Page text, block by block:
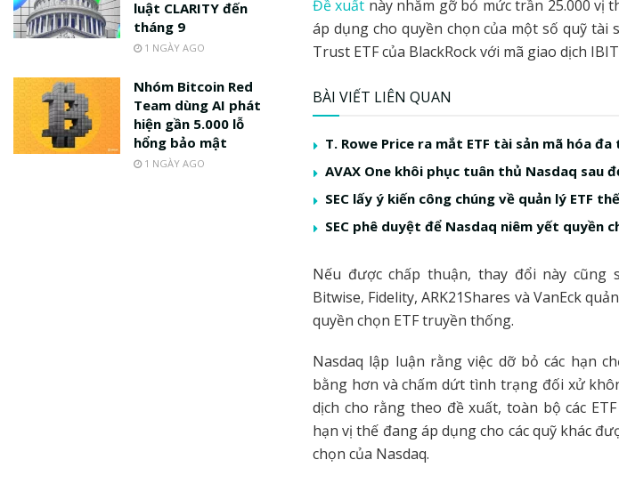
Đề xuất này nhằm gỡ bỏ mức trần 25.000 vị
áp dụng cho quyền chọn của một số quỹ tài
Trust ETF của BlackRock với mã giao dịch
BÀI VIẾT LIÊN QUAN
T. Rowe Price ra mắt ETF tài sản mã hóa
AVAX One khôi phục tuân thủ Nasdaq sau
SEC lấy ý kiến công chúng về quản lý ETF
SEC phê duyệt để Nasdaq niêm yết quyền
Nếu được chấp thuận, thay đổi này cũng
Bitwise, Fidelity, ARK21Shares và VanEck
quyền chọn ETF truyền thống.
Nasdaq lập luận rằng việc dỡ bỏ các hạn
bằng hơn và chấm dứt tình trạng đối xử
dịch cho rằng theo đề xuất, toàn bộ các
hạn vị thế đang áp dụng cho các quỹ khác
chọn của Nasdaq.
luật CLARITY đến
tháng 9
1 NGÀY AGO
Nhóm Bitcoin Red
Team dùng AI phát
hiện gần 5.000 lỗ
hổng bảo mật
1 NGÀY AGO